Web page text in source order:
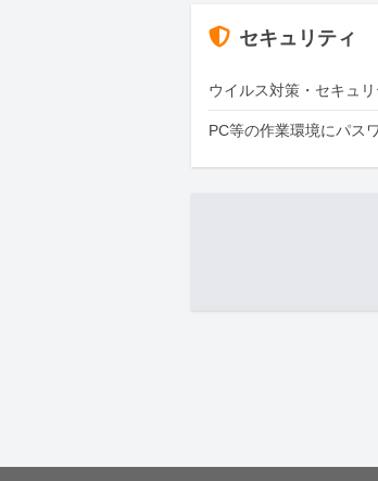
セキュリティ
ウイルス対策・セキュ
PC等の作業環境にパス